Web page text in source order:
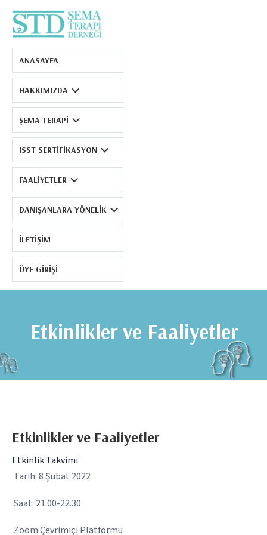
Şema Terapi Derneği
ANASAYFA
HAKKIMIZDA
ŞEMA TERAPI
ISST SERTIFIKASYON
FAALIYETLER
DANIŞANLARA YÖNELIK
İLETIŞIM
ÜYE GIRIŞI
Etkinlikler ve Faaliyetler
Etkinlikler ve Faaliyetler
Etkinlik Takvimi
Tarih: 8 Şubat 2022
Saat: 21.00-22.30
Zoom Çevrimiçi Platformu